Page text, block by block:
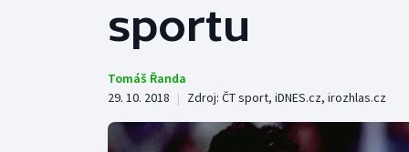
Cyklistika
sportu
Tomáš Řanda
29. 10. 2018 | Zdroj: ČT sport, iDNES.cz, irozhlas.cz